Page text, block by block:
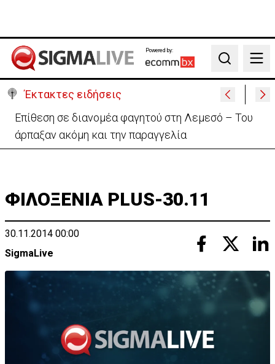
Powered by:
Search
Έκτακτες ειδήσεις
Ιταλία-Ισπανία: Στα άκρα η διπλωματική κόντρα για
το Σένγκεν
ΦΙΛΟΞΕΝΙΑ PLUS-30.11
30.11.2014 00:00
SigmaLive